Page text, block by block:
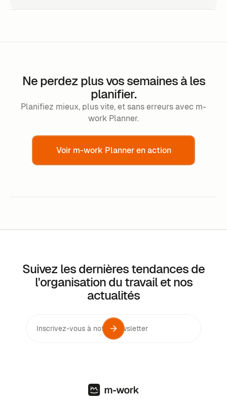
Ne perdez plus vos semaines à les
planifier.
Planifiez mieux, plus vite, et sans erreurs avec m-
work Planner.
Voir m-work Planner en action
Suivez les dernières tendances de
l'organisation du travail et nos
actualités